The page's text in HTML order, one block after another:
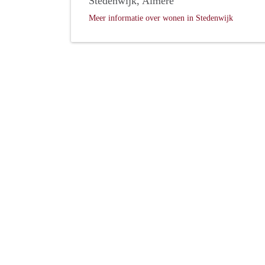
Meer informatie over wonen in Stedenwijk